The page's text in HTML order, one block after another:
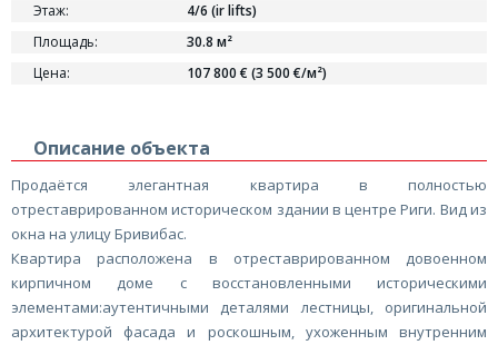
Этаж:
4/6 (ir lifts)
Площадь:
30.8 м²
Цена:
107 800 € (3 500 €/м²)
Описание объекта
Продаётся элегантная квартира в полностью
отреставрированном историческом здании в центре Риги. Вид из
окна на улицу Бривибас.
Квартира расположена в отреставрированном довоенном
кирпичном доме с восстановленными историческими
элементами:аутентичными деталями лестницы, оригинальной
архитектурой фасада и роскошным, ухоженным внутренним